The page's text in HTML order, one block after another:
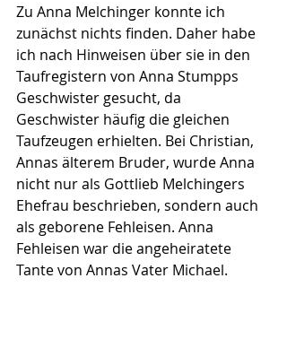
Zu Anna Melchinger konnte ich
zunächst nichts finden. Daher habe
ich nach Hinweisen über sie in den
Taufregistern von Anna Stumpps
Geschwister gesucht, da
Geschwister häufig die gleichen
Taufzeugen erhielten. Bei Christian,
Annas älterem Bruder, wurde Anna
nicht nur als Gottlieb Melchingers
Ehefrau beschrieben, sondern auch
als geborene Fehleisen. Anna
Fehleisen war die angeheiratete
Tante von Annas Vater Michael.